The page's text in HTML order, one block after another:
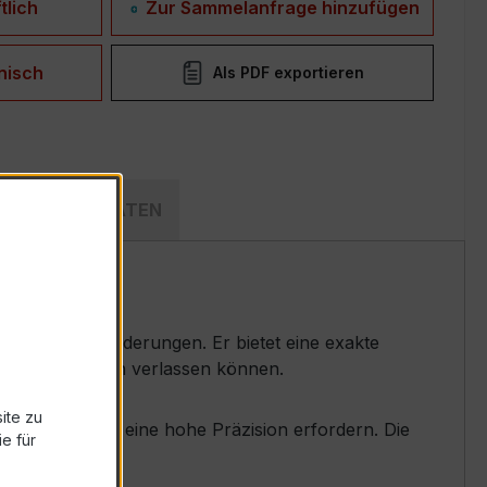
Zur Sammelanfrage hinzufügen
Als PDF exportieren
DATEN
Er bietet eine exakte
Messungen verlassen können.
die eine hohe Präzision erfordern. Die
zu
für